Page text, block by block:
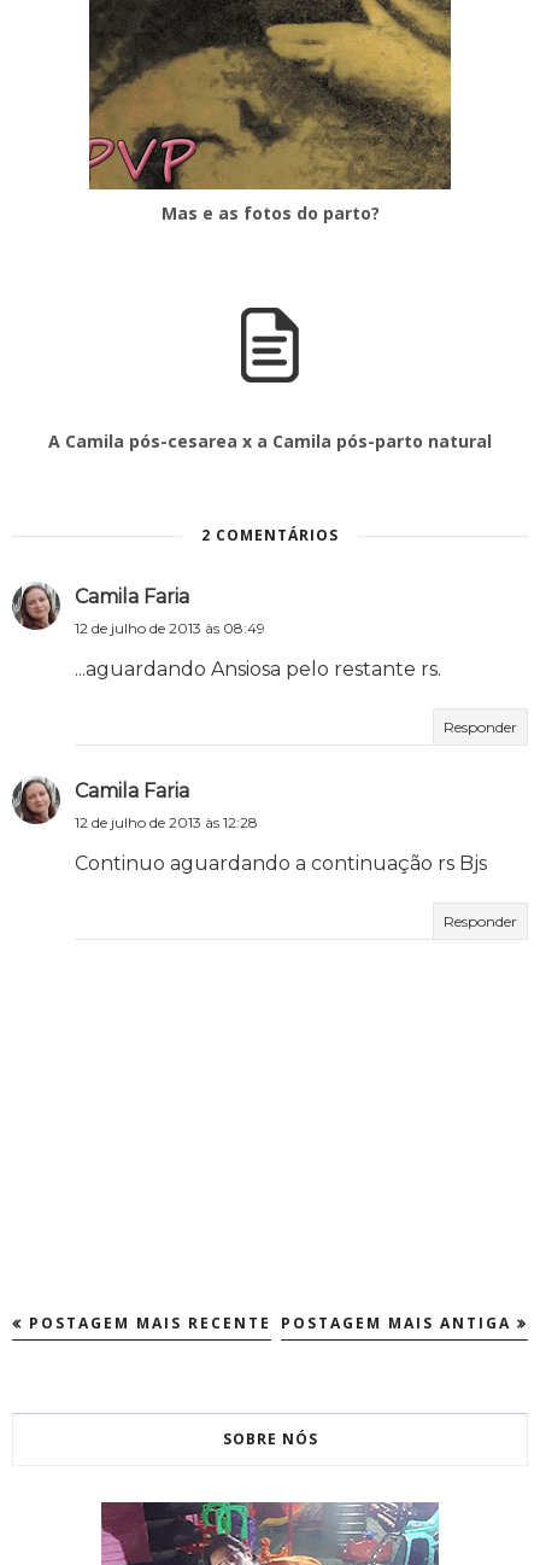
Mas e as fotos do parto?
A Camila pós-cesarea x a Camila pós-parto natural
2 COMENTÁRIOS
Camila Faria
12 de julho de 2013 às 08:49
...aguardando Ansiosa pelo restante rs.
Responder
Camila Faria
12 de julho de 2013 às 12:28
Continuo aguardando a continuação rs Bjs
Responder
POSTAGEM MAIS RECENTE POSTAGEM MAIS ANTIGA
SOBRE NÓS